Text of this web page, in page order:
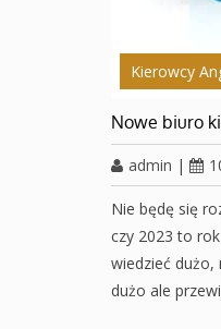
Kierowcy
Nowe biuro
admin |
Nie będę się
czy 2023 to
wiedzieć
dużo ale